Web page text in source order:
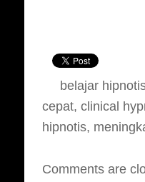
belajar
cepat, clinical
hipnotis,
Comments are